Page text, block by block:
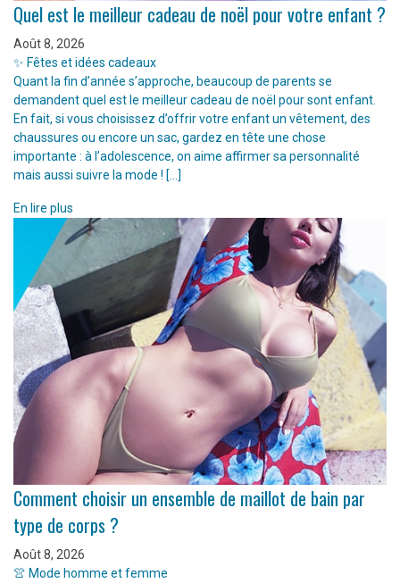
Quel est le meilleur cadeau de noël pour votre enfant ?
Août 8, 2026
✨ Fêtes et idées cadeaux
Quant la fin d’année s’approche, beaucoup de parents se
demandent quel est le meilleur cadeau de noël pour sont enfant.
En fait, si vous choisissez d’offrir votre enfant un vêtement, des
chaussures ou encore un sac, gardez en tête une chose
importante : à l’adolescence, on aime affirmer sa personnalité
mais aussi suivre la mode ! […]
En lire plus
Comment choisir un ensemble de maillot de bain par
type de corps ?
Août 8, 2026
👚 Mode homme et femme